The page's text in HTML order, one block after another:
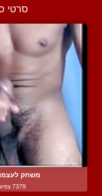
סרטי
משחק
7379 צפיות